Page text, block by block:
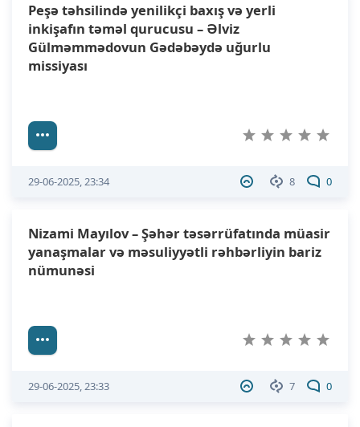
Peşə təhsilində yenilikçi baxış və yerli
inkişafın təməl qurucusu – Əlviz
Gülməmmədovun Gədəbəydə uğurlu
missiyası
8 0
29-06-2025, 23:34
Nizami Mayılov – Şəhər təsərrüfatında müasir
yanaşmalar və məsuliyyətli rəhbərliyin bariz
nümunəsi
7 0
29-06-2025, 23:33